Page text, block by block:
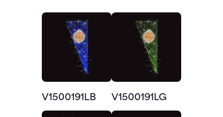
V1500191LB V1500191LG